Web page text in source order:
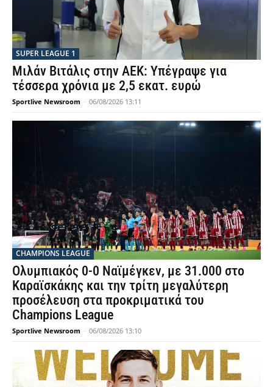
SUPER LEAGUE 1
Μιλάν Βιτάλις στην ΑΕΚ: Υπέγραψε για
τέσσερα χρόνια με 2,5 εκατ. ευρώ
Sportlive Newsroom - 06/08/2026 13:11
CHAMPIONS LEAGUE
Ολυμπιακός 0-0 Ναϊμέγκεν, με 31.000 στο
Καραϊσκάκης και την τρίτη μεγαλύτερη
προσέλευση στα προκριματικά του
Champions League
Sportlive Newsroom - 06/08/2026 13:10